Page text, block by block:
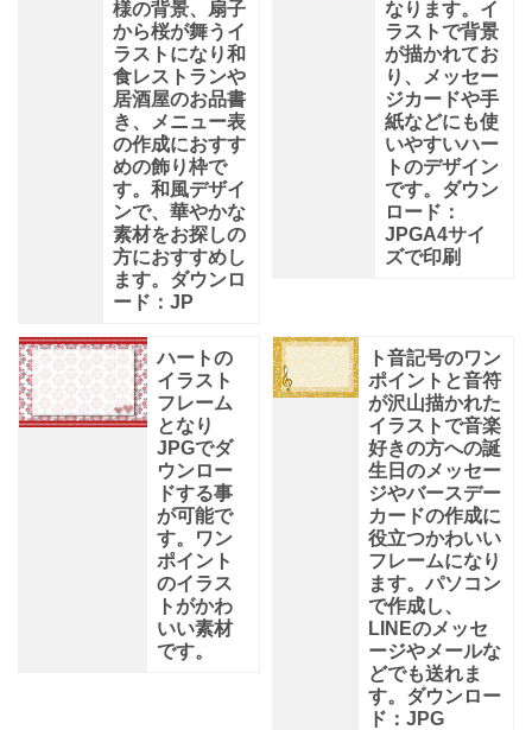
様の背景、扇子
から桜が舞うイ
ラストになり和
食レストランや
居酒屋のお品書
き、メニュー表
の作成におすす
めの飾り枠で
す。和風デザイ
ンで、華やかな
素材をお探しの
方におすすめし
ます。ダウンロ
ード：JP
なります。イ
ラストで背景
が描かれてお
り、メッセー
ジカードや手
紙などにも使
いやすいハー
トのデザイン
です。ダウン
ロード：
JPGA4サイ
ズで印刷
ハートの
イラスト
フレーム
となり
JPGでダ
ウンロー
ドする事
が可能で
す。ワン
ポイント
のイラス
トがかわ
いい素材
です。
ト音記号のワン
ポイントと音符
が沢山描かれた
イラストで音楽
好きの方への誕
生日のメッセー
ジやバースデー
カードの作成に
役立つかわいい
フレームになり
ます。パソコン
で作成し、
LINEのメッセ
ージやメールな
どでも送れま
す。ダウンロー
ド：JPG